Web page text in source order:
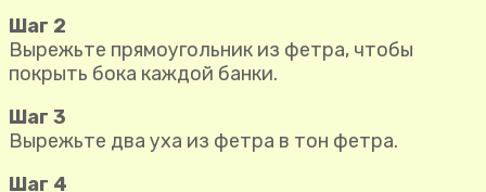
Шаг 2
Вырежьте прямоугольник из фетра, чтобы
покрыть бока каждой банки.
Шаг 3
Вырежьте два уха из фетра в тон фетра.
Шаг 4